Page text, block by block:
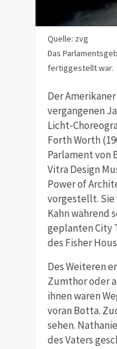
Quelle: zvg
Das
fertiggestellt war.
Der
vergangenen
Licht-
Forth Worth
Parlament von
Vitra Design
Power of
vorgestellt.
Kahn während
geplanten City
des Fisher
Des Weiteren
Zumthor oder
ihnen waren
voran Botta.
sehen.
des Vaters